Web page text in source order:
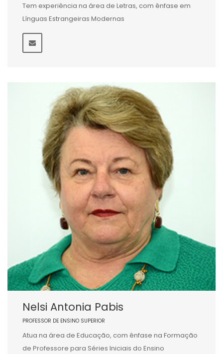
Tem experiência na área de Letras, com ênfase em
Línguas Estrangeiras Modernas
Nelsi Antonia Pabis
PROFESSOR DE ENSINO SUPERIOR
Atua na área de Educação, com ênfase na Formação
de Professore para Séries Iniciais do Ensino